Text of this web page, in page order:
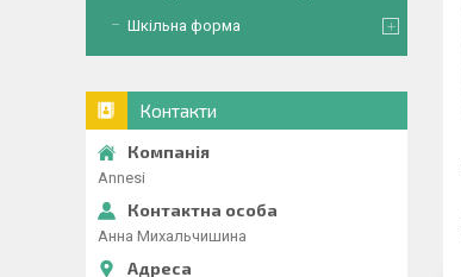
Шкільна форма
Контакти
Annesi
Анна Михальчишина